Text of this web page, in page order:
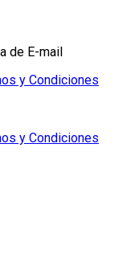
de E-mail
y Condiciones
y Condiciones